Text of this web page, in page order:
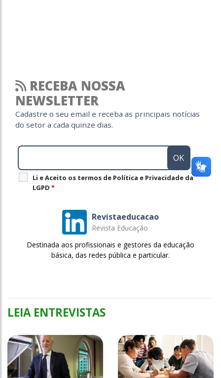
RECEBA NOSSA
NEWSLETTER
Cadastre o seu email e receba as principais notícias
do setor a cada quinze dias.
Li e Aceito os termos de Política e Privacidade da
LGPD *
Revistaeducacao
Revista Educação
Destinada aos profissionais e gestores da educação
básica, das redes pública e particular.
LEIA ENTREVISTAS